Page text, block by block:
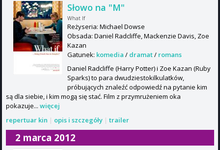
Słowo na "M"
What If
Reżyseria: Michael Dowse
Obsada: Daniel Radcliffe, Mackenzie Davis, Zoe
Kazan
Gatunek: komedia / dramat/ romans
Daniel Radcliffe (Harry Potter) i Zoe Kazan (Ruby
Sparks) to para dwudziestokilkulatków,
próbujących znaleźć odpowiedź na pytanie kim
są dla siebie, i kim mogą się stać. Film z przymrużeniem oka
pokazuje... więcej
repertuar kin | opis i szczegóły | trailer
2 marca 2012